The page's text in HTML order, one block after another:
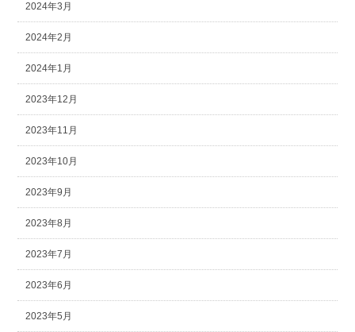
2024年3月
2024年2月
2024年1月
2023年12月
2023年11月
2023年10月
2023年9月
2023年8月
2023年7月
2023年6月
2023年5月